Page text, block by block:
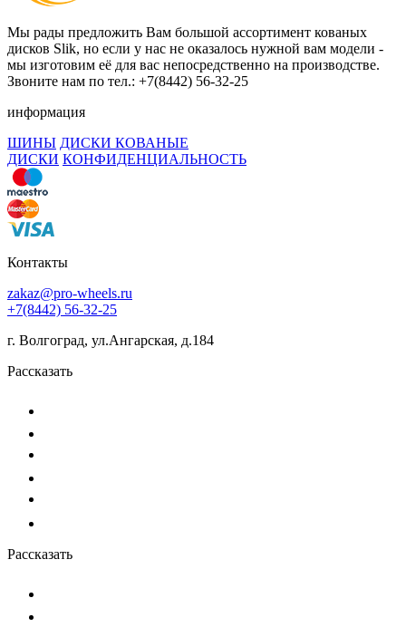
Мы рады предложить Вам большой ассортимент кованых
дисков Slik, но если у нас не оказалось нужной вам модели -
мы изготовим её для вас непосредственно на производстве.
Звоните нам по тел.: +7(8442) 56-32-25
информация
ШИНЫ ДИСКИ КОВАНЫЕ
ДИСКИ КОНФИДЕНЦИАЛЬНОСТЬ
Контакты
zakaz@pro-wheels.ru
+7(8442) 56-32-25
г. Волгоград, ул.Ангарская, д.184
Рассказать
Рассказать